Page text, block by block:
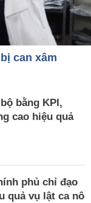
can xâm
bằng KPI,
cao hiệu quả
phủ chỉ đạo
quả vụ lật ca nô